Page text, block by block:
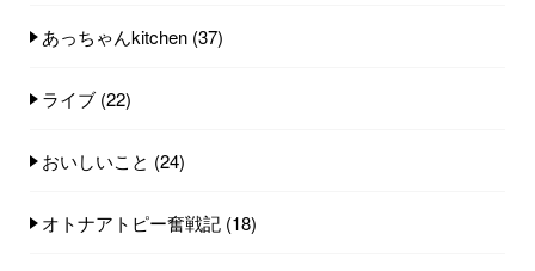
あっちゃんkitchen (37)
ライブ (22)
おいしいこと (24)
オトナアトピー奮戦記 (18)